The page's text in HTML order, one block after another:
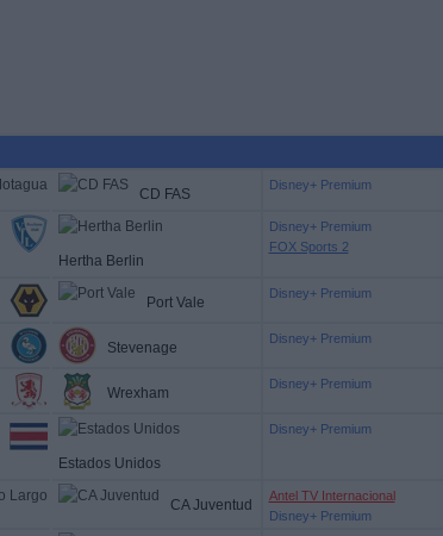
CD FAS
Disney+ Premium
Hertha Berlin
Disney+ Premium
FOX Sports 2
Port Vale
Disney+ Premium
Stevenage
Disney+ Premium
Wrexham
Disney+ Premium
Estados Unidos
Disney+ Premium
CA Juventud
Antel TV Internacional
Disney+ Premium